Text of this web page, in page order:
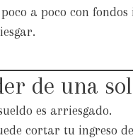
a poco con
de una
es arriesgado.
cortar tu ingreso